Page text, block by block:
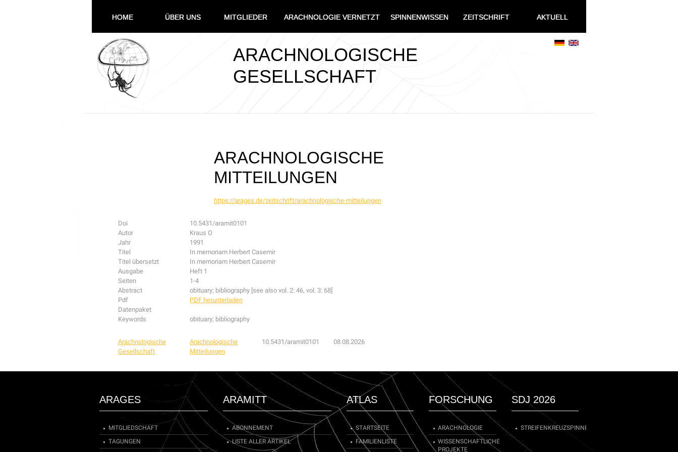
HOME ÜBER UNS MITGLIEDER ARACHNOLOGIE VERNETZT SPINNENWISSEN ZEITSCHRIFT AKTUELL
ARACHNOLOGISCHE
GESELLSCHAFT
ARACHNOLOGISCHE
MITTEILUNGEN
https://arages.de/zeitschrift/arachnologische-mitteilungen
Doi
10.5431/aramit0101
Autor
Kraus O
Jahr
1991
Titel
In memoriam Herbert Casemir
Titel übersetzt
In memoriam Herbert Casemir
Ausgabe
Heft 1
Seiten
1-4
Abstract
obituary; bibliography [see also vol. 2: 46, vol. 3: 68]
Pdf
PDF herunterladen
Datenpaket
Keywords
obituary; bibliography
Arachnologische
Gesellschaft
Arachnologische
Mitteilungen
10.5431/aramit0101 08.08.2026
ARAGES
MITGLIEDSCHAFT
TAGUNGEN
ARAMITT
ABONNEMENT
LISTE ALLER ARTIKEL
ATLAS
STARTSEITE
FAMILIENLISTE
FORSCHUNG
ARACHNOLOGIE
WISSENSCHAFTLICHE
PROJEKTE
SDJ 2026
STREIFENKREUZSPINNE